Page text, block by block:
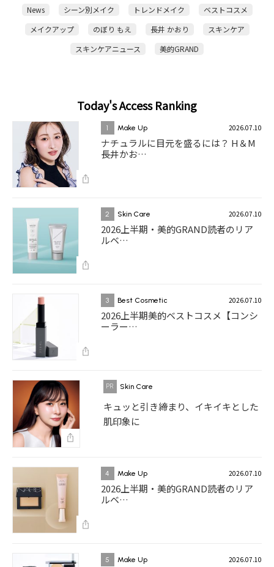
News シーン別メイク トレンドメイク
ベストコスメ
メイクアップ
のぼり もえ 長井 かおり
スキンケア
スキンケアニュース
美的GRAND
Today's Access Ranking
1 Make Up 2026.07.10
ナチュラルに目元を盛るには？ H＆M
長井かお…
2 Skin Care 2026.07.10
2026上半期・美的GRAND読者のリア
ルベ…
3 Best Cosmetic 2026.07.10
2026上半期美的ベストコスメ【コンシ
ーラー…
Skin Care
キュッと引き締まり、イキイキとした
肌印象に
4 Make Up 2026.07.10
2026上半期・美的GRAND読者のリア
ルベ…
5 Make Up 2026.07.10